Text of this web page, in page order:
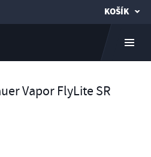
KOŠÍK
Vapor FlyLite SR